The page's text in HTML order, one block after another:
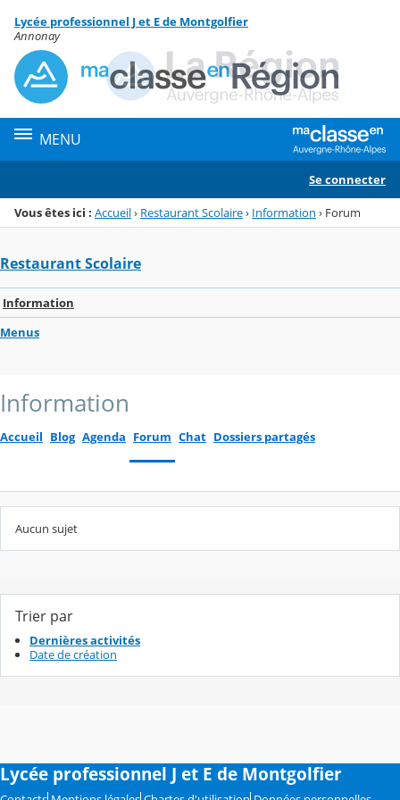
Menu de la rubrique
Contenu
Lycée professionnel J et E de Montgolfier
Annonay
MENU
Se connecter
Vous êtes ici : Accueil› Restaurant Scolaire› Information › Forum
Restaurant Scolaire
Information
Menus
Information
Accueil Blog Agenda Forum Chat Dossiers partagés
Aucun sujet
Trier par
Dernières activités
Date de création
Lycée professionnel J et E de Montgolfier